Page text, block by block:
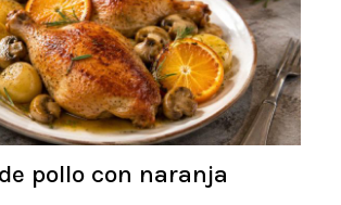
pollo con naranja